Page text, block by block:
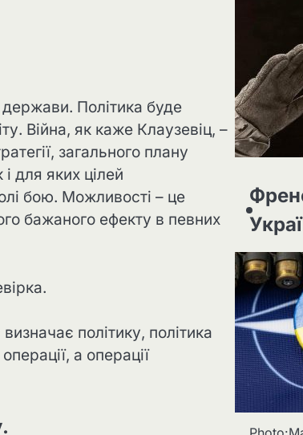
Політика буде
Війна, як каже Клаузевіц, –
загального плану
для яких цілей
бою. Можливості – це
бажаного ефекту в певних
політику, політика
а операції